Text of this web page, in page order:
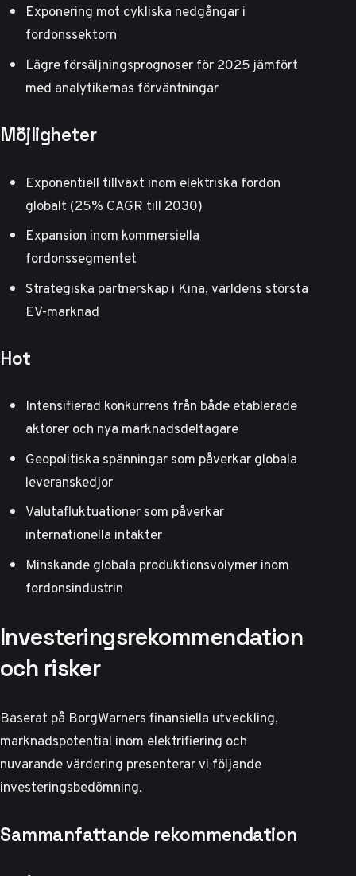
Exponering mot cykliska nedgångar i
fordonssektorn
Lägre försäljningsprognoser för 2025 jämfört
med analytikernas förväntningar
Möjligheter
Exponentiell tillväxt inom elektriska fordon
globalt (25% CAGR till 2030)
Expansion inom kommersiella
fordonssegmentet
Strategiska partnerskap i Kina, världens största
EV-marknad
Hot
Intensifierad konkurrens från både etablerade
aktörer och nya marknadsdeltagare
Geopolitiska spänningar som påverkar globala
leveranskedjor
Valutafluktuationer som påverkar
internationella intäkter
Minskande globala produktionsvolymer inom
fordonsindustrin
Investeringsrekommendation
och risker
Baserat på BorgWarners finansiella utveckling,
marknadspotential inom elektrifiering och
nuvarande värdering presenterar vi följande
investeringsbedömning.
Sammanfattande rekommendation